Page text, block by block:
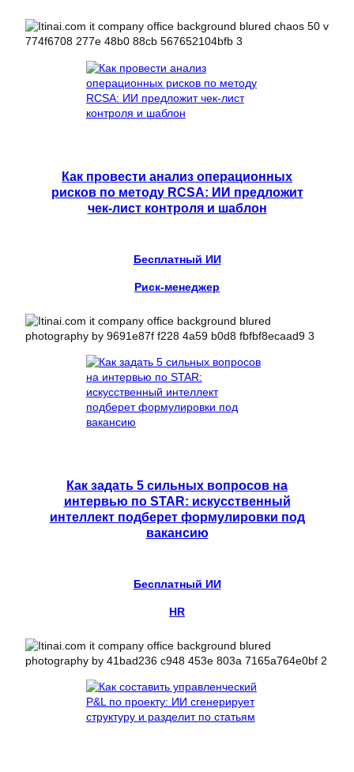
Как провести анализ операционных
рисков по методу RCSA: ИИ предложит
чек-лист контроля и шаблон
Бесплатный ИИ
Риск-менеджер
Как задать 5 сильных вопросов на
интервью по STAR: искусственный
интеллект подберет формулировки под
вакансию
Бесплатный ИИ
HR